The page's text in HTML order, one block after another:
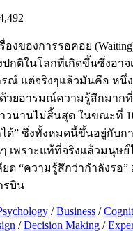
องของการรอคอย
ปกติในโลกที่เกิดขึ้นซึ่งอาจ
รณ์ แต่จริงๆแล้วมันคือ หนึ่
วยอารมณ์ความรู้สึกมากที่สุ
วนานไม่สิ้นสุด ในขณะที่
ได้” ซึ่งทั้งหมดนี้ขึ้นอยู่กับก
เพราะแท้ที่จริงแล้วมนุษย์
ยด “ความรู้สึกว่ากำลังรอ
รบิน
/Business /
/Decision Making /